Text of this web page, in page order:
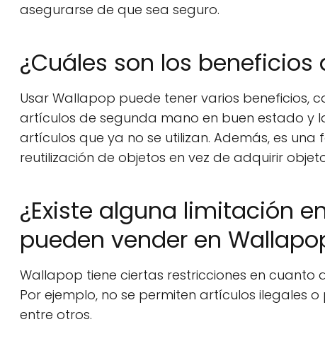
asegurarse de que sea seguro.
¿Cuáles son los beneficios
Usar Wallapop puede tener varios
artículos de segunda mano en buen estado y
artículos que ya no se utilizan. Además, es
reutilización de objetos en vez de adquirir
¿Existe alguna limitación
pueden vender en
Wallapop tiene ciertas restricciones en
Por ejemplo, no se permiten artículos ilegales
entre otros.